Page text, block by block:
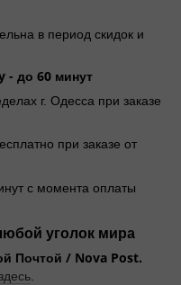
в период скидок и
- до 60 минут
г. Одесса при заказе
при заказе от
с момента оплаты
уголок мира
Почтой / Nova Post.
.